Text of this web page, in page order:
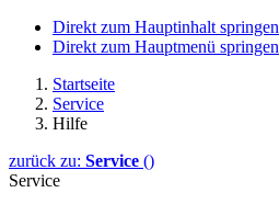
Direkt zum Hauptinhalt springen
Direkt zum Hauptmenü springen
Startseite
Service
Hilfe
zurück zu: Service ()
Service